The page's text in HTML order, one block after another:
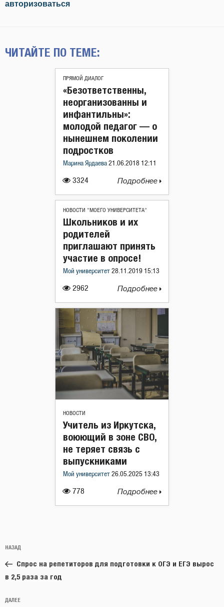
авторизоваться
ЧИТАЙТЕ ПО ТЕМЕ:
ПРЯМОЙ ДИАЛОГ
3324
«Безответственны,
неорганизованны и
инфантильны»:
молодой педагог — о
нынешнем поколении
подростков
Марина Ярдаева 21.06.2018 12:11
Подробнее
НОВОСТИ "МОЕГО УНИВЕРСИТЕТА"
2962
Школьников и их
родителей
приглашают принять
участие в опросе!
Мой университет 28.11.2019 15:13
Подробнее
НОВОСТИ
778
Учитель из Иркутска,
воюющий в зоне СВО,
не теряет связь с
выпускниками
Мой университет 26.05.2025 13:43
Подробнее
по
записям
Предыдущая
запись:
НАЗАД
Спрос на репетиторов для подготовки к ОГЭ и ЕГЭ вырос
в 2,5 раза за год
Следующая
ДАЛЕЕ